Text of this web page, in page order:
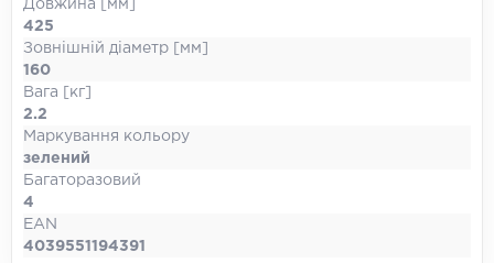
Довжина [мм]
425
Зовнішній діаметр [мм]
160
Вага [кг]
2.2
Маркування кольору
зелений
Багаторазовий
4
EAN
4039551194391